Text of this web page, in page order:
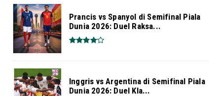
Prancis vs Spanyol di Semifinal Piala
Dunia 2026: Duel Raksa...
Inggris vs Argentina di Semifinal Piala
Dunia 2026: Duel Kla...